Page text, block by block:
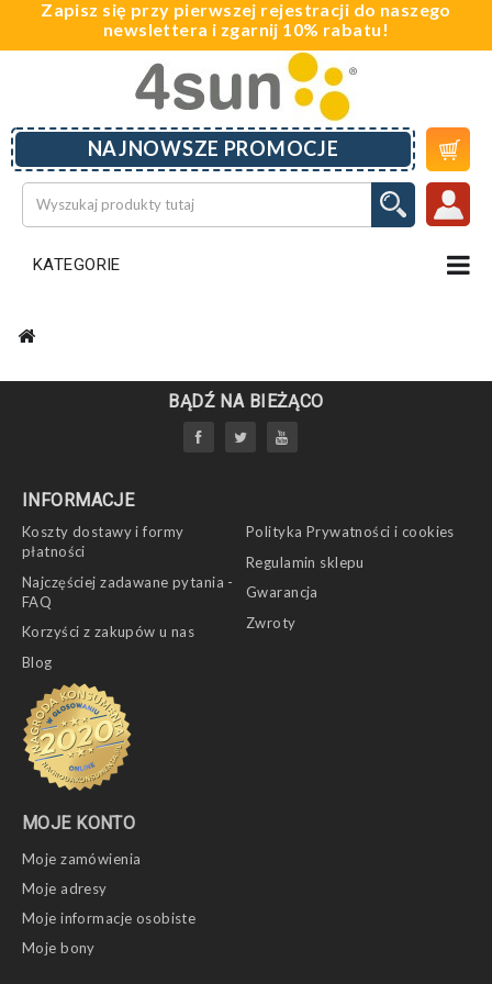
Zapisz się przy pierwszej rejestracji do naszego
newslettera i zgarnij 10% rabatu!
KATEGORIE
NAJNOWSZE PROMOCJE 
BĄDŹ NA BIEŻĄCO
INFORMACJE
Koszty dostawy i formy
płatności
Najczęściej zadawane pytania -
FAQ
Korzyści z zakupów u nas
Blog
Polityka Prywatności i cookies
Regulamin sklepu
Gwarancja
Zwroty
MOJE KONTO
Moje zamówienia
Moje adresy
Moje informacje osobiste
Moje bony